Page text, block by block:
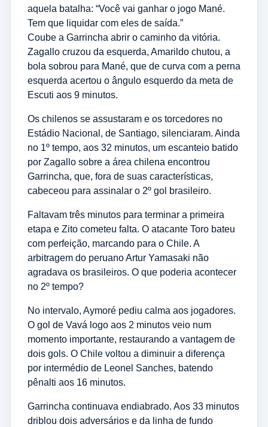
aquela batalha: “Você vai ganhar o jogo Mané.
Tem que liquidar com eles de saída.”
Coube a Garrincha abrir o caminho da vitória.
Zagallo cruzou da esquerda, Amarildo chutou, a
bola sobrou para Mané, que de curva com a perna
esquerda acertou o ângulo esquerdo da meta de
Escuti aos 9 minutos.
Os chilenos se assustaram e os torcedores no
Estádio Nacional, de Santiago, silenciaram. Ainda
no 1º tempo, aos 32 minutos, um escanteio batido
por Zagallo sobre a área chilena encontrou
Garrincha, que, fora de suas características,
cabeceou para assinalar o 2º gol brasileiro.
Faltavam três minutos para terminar a primeira
etapa e Zito cometeu falta. O atacante Toro bateu
com perfeição, marcando para o Chile. A
arbitragem do peruano Artur Yamasaki não
agradava os brasileiros. O que poderia acontecer
no 2º tempo?
No intervalo, Aymoré pediu calma aos jogadores.
O gol de Vavá logo aos 2 minutos veio num
momento importante, restaurando a vantagem de
dois gols. O Chile voltou a diminuir a diferença
por intermédio de Leonel Sanches, batendo
pênalti aos 16 minutos.
Garrincha continuava endiabrado. Aos 33 minutos
driblou dois adversários e da linha de fundo